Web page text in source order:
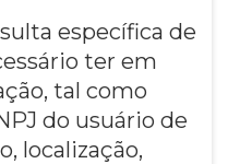
específica de
ter em
tal como
do usuário de
localização,